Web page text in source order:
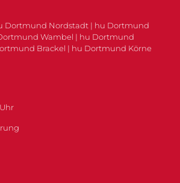
Dortmund Nordstadt | hu Dortmund
Wambel | hu Dortmund
Brackel | hu Dortmund Körne